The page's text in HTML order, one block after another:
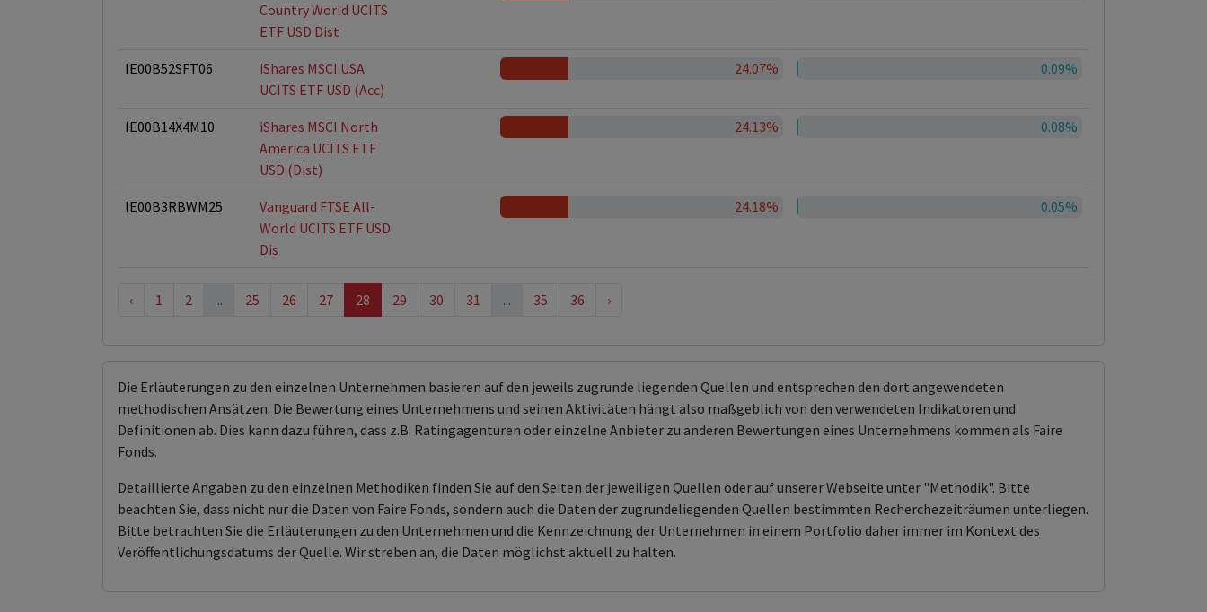
Country World UCITS
ETF USD Dist
IE00B52SFT06
iShares MSCI USA
UCITS ETF USD (Acc)
24.07% 0.09%
IE00B14X4M10
iShares MSCI North
America UCITS ETF
USD (Dist)
24.13% 0.08%
IE00B3RBWM25
Vanguard FTSE All-
World UCITS ETF USD
Dis
24.18% 0.05%
‹ 1 2 ... 25 26 27 28 29 30 31 ... 35 36 ›
Die Erläuterungen zu den einzelnen Unternehmen basieren auf den jeweils zugrunde liegenden Quellen und entsprechen den dort angewendeten
methodischen Ansätzen. Die Bewertung eines Unternehmens und seinen Aktivitäten hängt also maßgeblich von den verwendeten Indikatoren und
Definitionen ab. Dies kann dazu führen, dass z.B. Ratingagenturen oder einzelne Anbieter zu anderen Bewertungen eines Unternehmens kommen als Faire
Fonds.
Detaillierte Angaben zu den einzelnen Methodiken finden Sie auf den Seiten der jeweiligen Quellen oder auf unserer Webseite unter "Methodik". Bitte
beachten Sie, dass nicht nur die Daten von Faire Fonds, sondern auch die Daten der zugrundeliegenden Quellen bestimmten Recherchezeiträumen unterliegen.
Bitte betrachten Sie die Erläuterungen zu den Unternehmen und die Kennzeichnung der Unternehmen in einem Portfolio daher immer im Kontext des
Veröffentlichungsdatums der Quelle. Wir streben an, die Daten möglichst aktuell zu halten.